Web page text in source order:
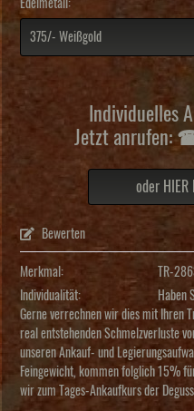
Edelmetall:
Individuelles
Jetzt anrufen:
oder
Bewerten
Merkmal:
TR-
Individualität:
Haben
Gerne verrechnen wir dies mit Ihren
real entstehenden Schmelzverluste
unseren Ankauf- und
Feingewicht, kommen folglich 15%
wir zum Tages-Ankaufkurs der